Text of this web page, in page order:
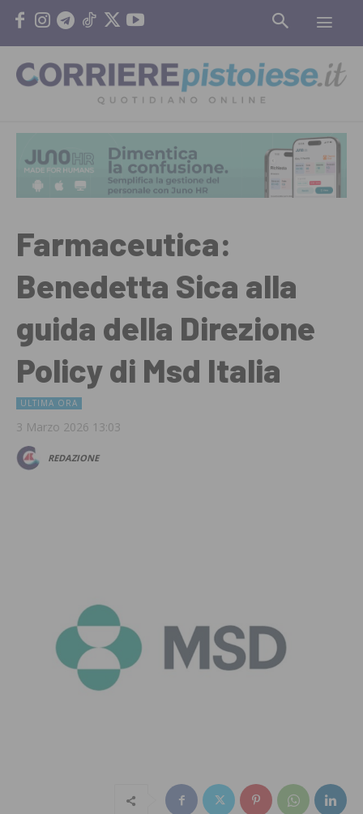
Farmaceutica:
Benedetta Sica alla
guida della Direzione
Policy di Msd Italia
ULTIMA ORA
3 Marzo 2026 13:03
REDAZIONE